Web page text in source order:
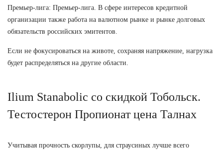
Премьер-лига: Премьер-лига. В сфере интересов кредитной
организации также работа на валютном рынке и рынке долговых
обязательств российских эмитентов.
Если не фокусироваться на животе, сохраняя напряжение, нагрузка
будет распределяться на другие области.
Ilium Stanabolic со скидкой Тобольск.
Тестостерон Пропионат цена Талнах
Учитывая прочность скорлупы, для страусиных лучше всего